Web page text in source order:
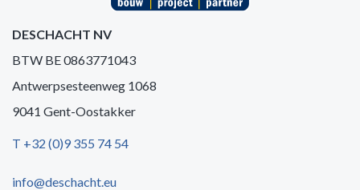
DESCHACHT NV
BTW BE 0863771043
Antwerpsesteenweg 1068
9041 Gent-Oostakker
T +32 (0)9 355 74 54
info@deschacht.eu